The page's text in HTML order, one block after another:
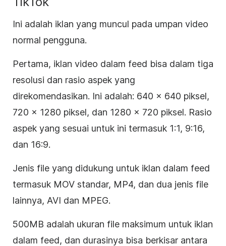
Ini adalah iklan yang muncul pada umpan video
normal pengguna.
Pertama, iklan video dalam feed bisa dalam tiga
resolusi dan rasio aspek yang
direkomendasikan. Ini adalah: 640 × 640 piksel,
720 × 1280 piksel, dan 1280 × 720 piksel. Rasio
aspek yang sesuai untuk ini termasuk 1:1, 9:16,
dan 16:9.
Jenis file yang didukung untuk iklan dalam feed
termasuk MOV standar, MP4, dan dua jenis file
lainnya, AVI dan MPEG.
500MB adalah ukuran file maksimum untuk iklan
dalam feed, dan durasinya bisa berkisar antara